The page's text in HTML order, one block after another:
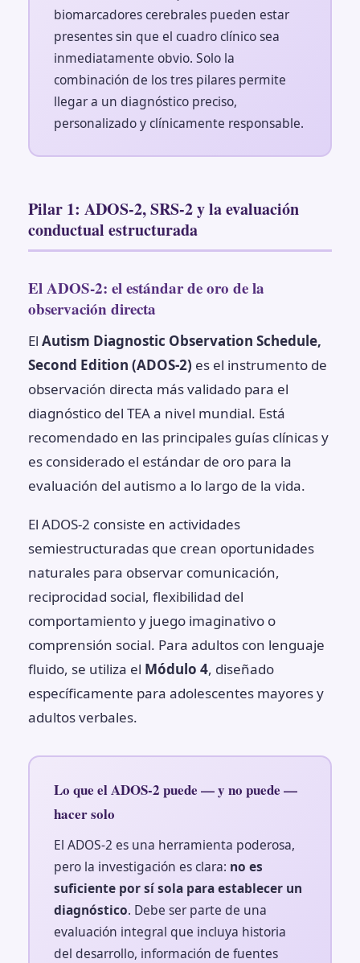
biomarcadores cerebrales pueden estar
presentes sin que el cuadro clínico sea
inmediatamente obvio. Solo la
combinación de los tres pilares permite
llegar a un diagnóstico preciso,
personalizado y clínicamente responsable.
Pilar 1: ADOS-2, SRS-2 y la evaluación
conductual estructurada
El ADOS-2: el estándar de oro de la
observación directa
El Autism Diagnostic Observation Schedule,
Second Edition (ADOS-2) es el instrumento de
observación directa más validado para el
diagnóstico del TEA a nivel mundial. Está
recomendado en las principales guías clínicas y
es considerado el estándar de oro para la
evaluación del autismo a lo largo de la vida.
El ADOS-2 consiste en actividades
semiestructuradas que crean oportunidades
naturales para observar comunicación,
reciprocidad social, flexibilidad del
comportamiento y juego imaginativo o
comprensión social. Para adultos con lenguaje
fluido, se utiliza el Módulo 4, diseñado
específicamente para adolescentes mayores y
adultos verbales.
Lo que el ADOS-2 puede — y no puede —
hacer solo
El ADOS-2 es una herramienta poderosa,
pero la investigación es clara: no es
suficiente por sí sola para establecer un
diagnóstico. Debe ser parte de una
evaluación integral que incluya historia
del desarrollo, información de fuentes